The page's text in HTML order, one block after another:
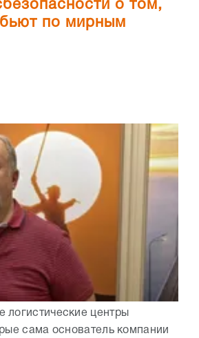
о том,
по мирным
логистические центры
сама основатель компании